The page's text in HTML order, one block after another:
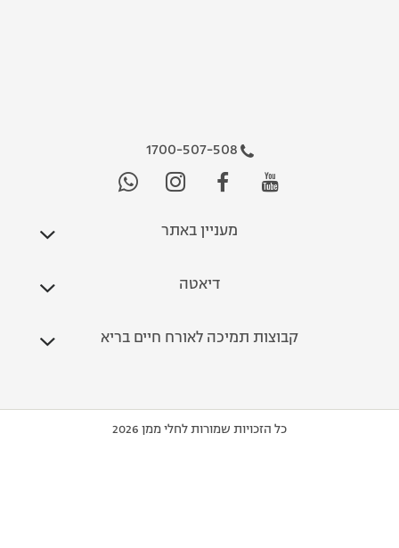
1700-507-508
מעניין באתר
דיאטה
קבוצות תמיכה לאורח חיים בריא
כל הזכויות שמורות לחלי ממן 2026